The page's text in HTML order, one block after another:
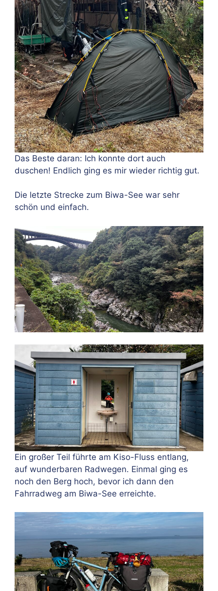
Das Beste daran: Ich konnte dort auch
duschen! Endlich ging es mir wieder richtig gut.
Die letzte Strecke zum Biwa-See war sehr
schön und einfach.
Ein großer Teil führte am Kiso-Fluss entlang,
auf wunderbaren Radwegen. Einmal ging es
noch den Berg hoch, bevor ich dann den
Fahrradweg am Biwa-See erreichte.